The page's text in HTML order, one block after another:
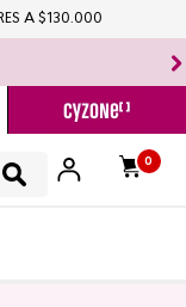
0
A $130.000